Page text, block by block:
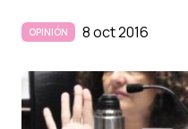
OPINIÓN 8 oct 2016